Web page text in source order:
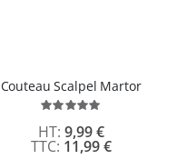
Couteau Scalpel Martor
Évaluation:
11,99 €
9,99 €